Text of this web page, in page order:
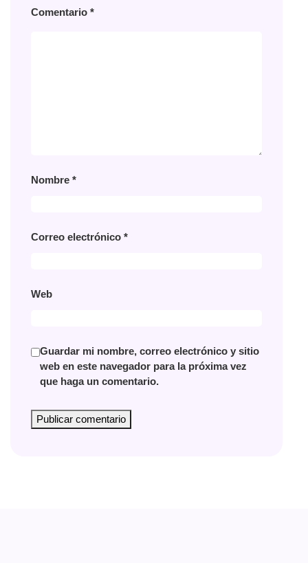
Comentario *
Nombre *
Correo electrónico *
Web
Guardar mi nombre, correo electrónico y sitio
web en este navegador para la próxima vez
que haga un comentario.